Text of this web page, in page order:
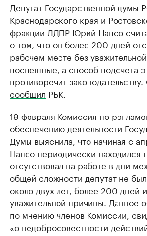
Депутат Государственной думы
Краснодарского края и
фракции ЛДПР Юрий Напсо
о том, что он более 200 дней
рабочем месте без
поспешные, а способ подсчета
противоречит
сообщил РБК.
19 февраля Комиссия по
обеспечению деятельности
Думы выяснила, что начиная с
Напсо периодически находился
отсутствовал на работе в дни
общей сложности депутат не
около двух лет, более 200 дней
уважительной причины. Данное
по мнению членов Комиссии,
«о недобросовестности